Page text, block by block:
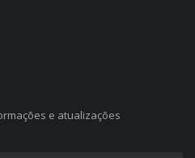
e atualizações